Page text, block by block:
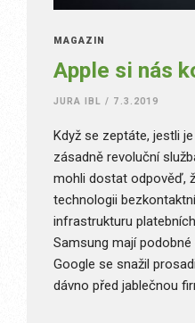
MAGAZÍN
Apple si nás
JURA IBL / 7.3.2019
Když se zeptáte, jestli
zásadně revoluční
mohli dostat odpověď,
technologii
infrastrukturu
Samsung mají
Google se snažil
dávno před jablečnou